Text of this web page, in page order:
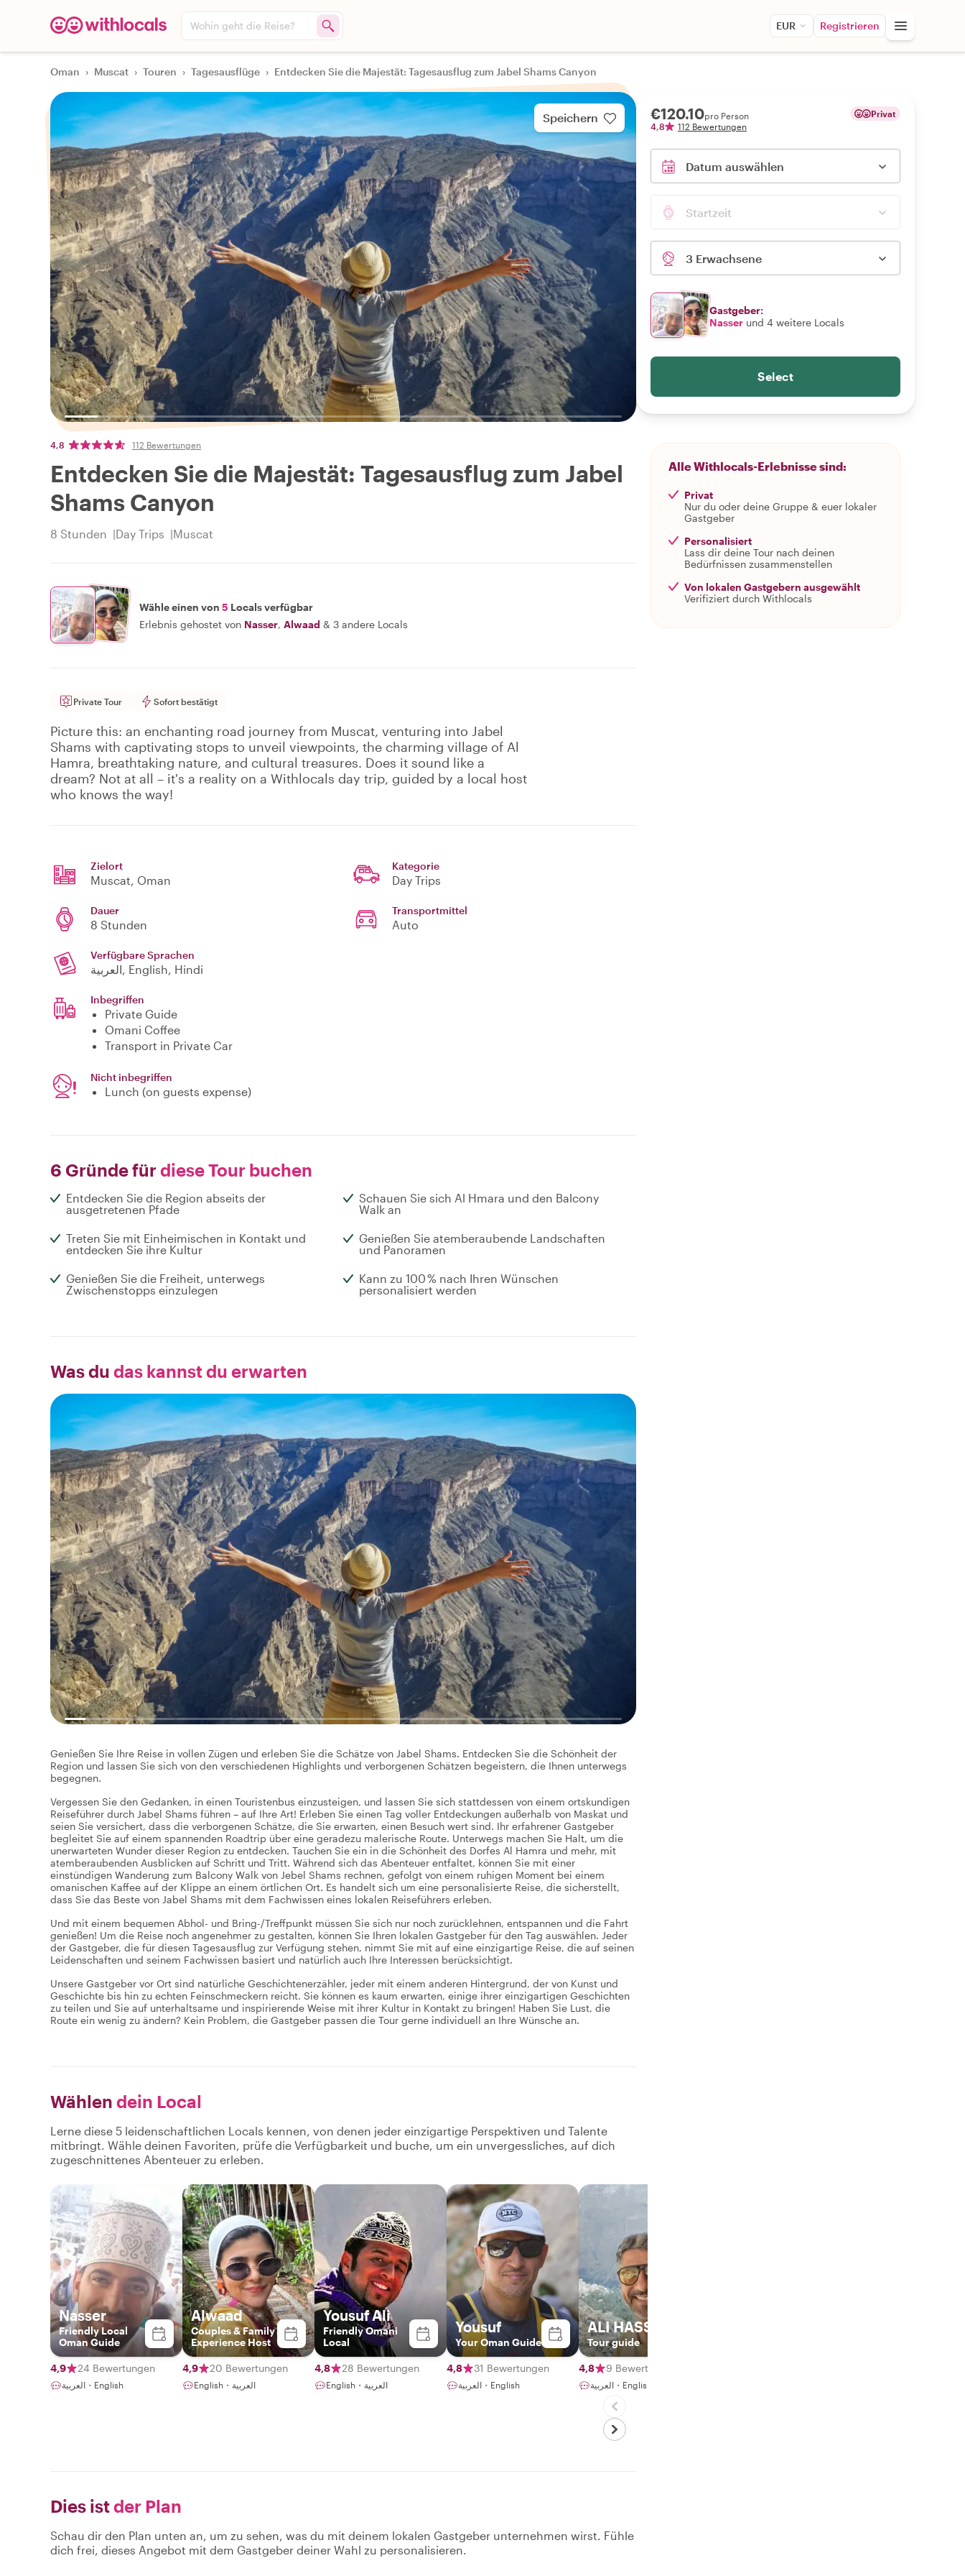
Wohin geht die Reise? EUR Registrieren
Oman › Muscat › Touren › Tagesausflüge › Entdecken Sie die Majestät: Tagesausflug zum Jabel Shams Canyon
Speichern
4,8 112 Bewertungen
Entdecken Sie die Majestät: Tagesausflug zum Jabel
Shams Canyon
8 Stunden Day Trips Muscat
Wähle einen von 5 Locals verfügbar
Erlebnis gehostet von Nasser, Alwaad & 3 andere Locals
Private Tour Sofort bestätigt
Picture this: an enchanting road journey from Muscat, venturing into Jabel
Shams with captivating stops to unveil viewpoints, the charming village of Al
Hamra, breathtaking nature, and cultural treasures. Does it sound like a
dream? Not at all – it's a reality on a Withlocals day trip, guided by a local host
who knows the way!
Zielort
Muscat, Oman
Kategorie
Day Trips
Dauer
8 Stunden
Transportmittel
Auto
Verfügbare Sprachen
العربية, English, Hindi
Inbegriffen
Private Guide
Omani Coffee
Transport in Private Car
Nicht inbegriffen
Lunch (on guests expense)
6 Gründe für diese Tour buchen
Entdecken Sie die Region abseits der
ausgetretenen Pfade
Schauen Sie sich Al Hmara und den Balcony
Walk an
Treten Sie mit Einheimischen in Kontakt und
entdecken Sie ihre Kultur
Genießen Sie atemberaubende Landschaften
und Panoramen
Genießen Sie die Freiheit, unterwegs
Zwischenstopps einzulegen
Kann zu 100 % nach Ihren Wünschen
personalisiert werden
Was du das kannst du erwarten
Genießen Sie Ihre Reise in vollen Zügen und erleben Sie die Schätze von Jabel Shams. Entdecken Sie die Schönheit der
Region und lassen Sie sich von den verschiedenen Highlights und verborgenen Schätzen begeistern, die Ihnen unterwegs
begegnen.
Vergessen Sie den Gedanken, in einen Touristenbus einzusteigen, und lassen Sie sich stattdessen von einem ortskundigen
Reiseführer durch Jabel Shams führen – auf Ihre Art! Erleben Sie einen Tag voller Entdeckungen außerhalb von Maskat und
seien Sie versichert, dass die verborgenen Schätze, die Sie erwarten, einen Besuch wert sind. Ihr erfahrener Gastgeber
begleitet Sie auf einem spannenden Roadtrip über eine geradezu malerische Route. Unterwegs machen Sie Halt, um die
unerwarteten Wunder dieser Region zu entdecken. Tauchen Sie ein in die Schönheit des Dorfes Al Hamra und mehr, mit
atemberaubenden Ausblicken auf Schritt und Tritt. Während sich das Abenteuer entfaltet, können Sie mit einer
einstündigen Wanderung zum Balcony Walk von Jebel Shams rechnen, gefolgt von einem ruhigen Moment bei einem
omanischen Kaffee auf der Klippe an einem örtlichen Ort. Es handelt sich um eine personalisierte Reise, die sicherstellt,
dass Sie das Beste von Jabel Shams mit dem Fachwissen eines lokalen Reiseführers erleben.
Und mit einem bequemen Abhol- und Bring-/Treffpunkt müssen Sie sich nur noch zurücklehnen, entspannen und die Fahrt
genießen! Um die Reise noch angenehmer zu gestalten, können Sie Ihren lokalen Gastgeber für den Tag auswählen. Jeder
der Gastgeber, die für diesen Tagesausflug zur Verfügung stehen, nimmt Sie mit auf eine einzigartige Reise, die auf seinen
Leidenschaften und seinem Fachwissen basiert und natürlich auch Ihre Interessen berücksichtigt.
Unsere Gastgeber vor Ort sind natürliche Geschichtenerzähler, jeder mit einem anderen Hintergrund, der von Kunst und
Geschichte bis hin zu echten Feinschmeckern reicht. Sie können es kaum erwarten, einige ihrer einzigartigen Geschichten
zu teilen und Sie auf unterhaltsame und inspirierende Weise mit ihrer Kultur in Kontakt zu bringen! Haben Sie Lust, die
Route ein wenig zu ändern? Kein Problem, die Gastgeber passen die Tour gerne individuell an Ihre Wünsche an.
Wählen dein Local
Lerne diese 5 leidenschaftlichen Locals kennen, von denen jeder einzigartige Perspektiven und Talente
mitbringt. Wähle deinen Favoriten, prüfe die Verfügbarkeit und buche, um ein unvergessliches, auf dich
zugeschnittenes Abenteuer zu erleben.
Nasser
Friendly Local
Oman Guide
4,9 24 Bewertungen
العربية・English
Alwaad
Couples & Family
Experience Host
4,9 20 Bewertungen
English・العربية
Yousuf Ali
Friendly Omani
Local
4,8 28 Bewertungen
English・العربية
Yousuf
Your Oman Guide
4,8 31 Bewertungen
العربية・English
ALI HASSAN
Tour guide
4,8 9 Bewertungen
العربية・English・Hindi
Dies istder Plan
Schau dir den Plan unten an, um zu sehen, was du mit deinem lokalen Gastgeber unternehmen wirst. Fühle
dich frei, dieses Angebot mit dem Gastgeber deiner Wahl zu personalisieren.
€120.10pro Person
4,8
112 Bewertungen
Privat
Datum auswählen
Startzeit
3 Erwachsene
Gastgeber:
Nasser und 4 weitere Locals
Select
Alle Withlocals-Erlebnisse sind:
Privat
Nur du oder deine Gruppe & euer lokaler
Gastgeber
Personalisiert
Lass dir deine Tour nach deinen
Bedürfnissen zusammenstellen
Von lokalen Gastgebern ausgewählt
Verifiziert durch Withlocals